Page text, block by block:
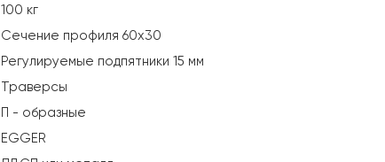
100 кг
Сечение профиля 60х30
Регулируемые подпятники 15 мм
Траверсы
П - образные
EGGER